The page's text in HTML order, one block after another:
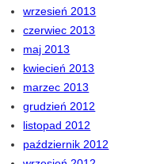
wrzesień 2013
czerwiec 2013
maj 2013
kwiecień 2013
marzec 2013
grudzień 2012
listopad 2012
październik 2012